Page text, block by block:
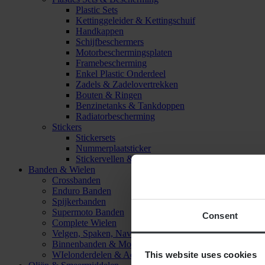
Consent
This website uses cookies
Plastic Sets
Kettinggeleider & Kettingschuif
Handkappen
Schijfbeschermers
Motorbeschermingsplaten
Framebescherming
Enkel Plastic Onderdeel
Zadels & Zadelovertrekken
Bouten & Ringen
Benzinetanks & Tankdoppen
Radiatorbescherming
Stickers
Stickersets
Nummerplaatsticker
Stickervellen & Stickers
Banden & Wielen
Crossbanden
Enduro Banden
Spijkerbanden
Supermoto Banden
Complete Wielen
Velgen, Spaken, Naven & Lagers
Binnenbanden & Mousses
WIelonderdelen & Accessoires